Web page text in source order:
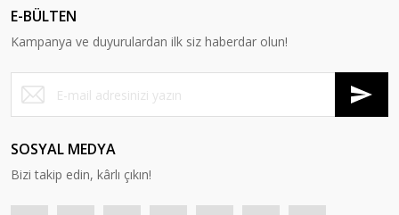
E-BÜLTEN
Kampanya ve duyurulardan ilk siz haberdar olun!
SOSYAL MEDYA
Bizi takip edin, kârlı çıkın!